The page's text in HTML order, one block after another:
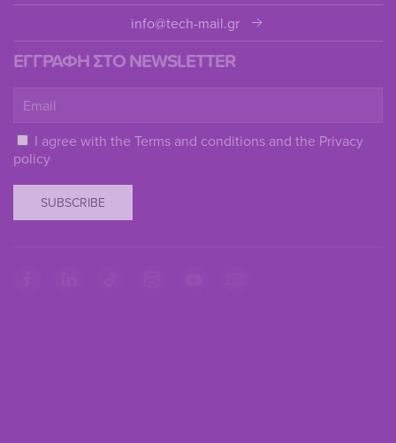
info@tech-mail.gr
ΕΓΓΡΑΦΗ ΣΤΟ NEWSLETTER
I agree with the Terms and conditions and the Privacy
policy
SUBSCRIBE